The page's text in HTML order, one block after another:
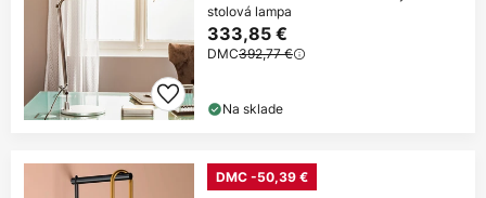
stolová lampa
333,85 €
DMC392,77 €
Na sklade
DMC -50,39 €